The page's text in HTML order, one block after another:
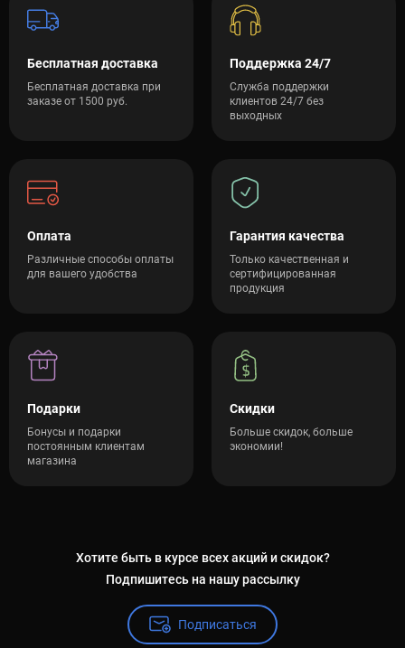
Бесплатная доставка
Бесплатная доставка при
заказе от 1500 руб.
Поддержка 24/7
Служба поддержки
клиентов 24/7 без
выходных
Оплата
Различные способы оплаты
для вашего удобства
Гарантия качества
Только качественная и
сертифицированная
продукция
Подарки
Бонусы и подарки
постоянным клиентам
магазина
Скидки
Больше скидок, больше
экономии!
Хотите быть в курсе всех акций и скидок?
Подпишитесь на нашу рассылку
Подписаться